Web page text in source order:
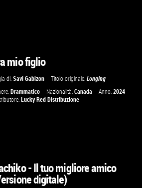
mio figlio
di:Savi Gabizon Titolo originale:Longing
Drammatico Nazionalità:Canada Anno:2024
Lucky Red Distribuzione
- Il tuo migliore amico
digitale)